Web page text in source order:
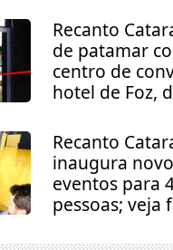
Recanto
de patamar
centro de
hotel de Foz,
Recanto
inaugura
eventos para
pessoas; veja